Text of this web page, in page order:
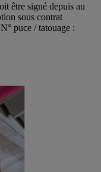
être signé depuis au
sous contrat
puce / tatouage :